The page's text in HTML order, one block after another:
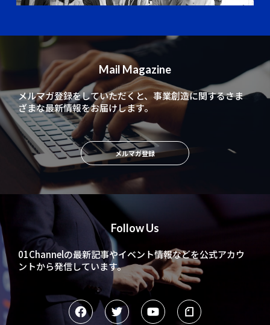
Follow Us
01Channelの最新記事やイベント情報などを公式アカウ
ントから発信しています。
Mail Magazine
メルマガ登録をしていただくと、事業創造に関するさま
ざまな最新情報をお届けします。
メルマガ登録